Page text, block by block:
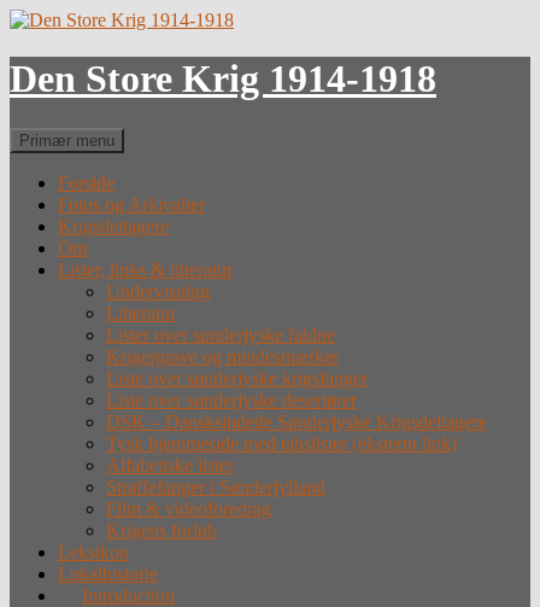
Hop
indhold
Den Store Krig 1914-1918
Søg
Primær menu
Forside
Fotos og Arkivalier
Krigsdeltagere
Om
Lister, links & litteratur
Undervisning
Litteratur
Lister over sønderjyske faldne
Krigergrave og mindesmærker
Liste over sønderjyske krigsfanger
Liste over sønderjyske desertører
DSK – Dansksindede Sønderjyske Krigsdeltagere
Tysk hjemmeside med tabslister (eksternt link)
Alfabetiske lister
Straffefanger i Sønderjylland
Film & videoforedrag
Krigens forløb
Leksikon
Lokalhistorie
Introduction